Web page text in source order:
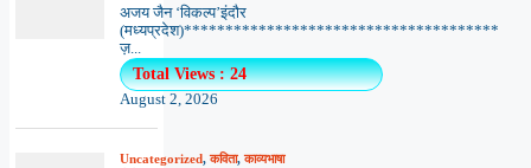
अजय जैन ‘विकल्प’इंदौर
(मध्यप्रदेश)**************************************
ज़...
Total Views : 24
August 2, 2026
Uncategorized,कविता,काव्यभाषा